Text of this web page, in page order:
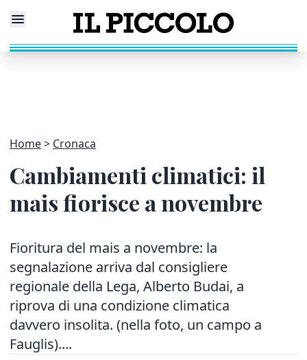
Home Cronaca
Cambiamenti climatici: il
mais fiorisce a novembre
Fioritura del mais a novembre: la
segnalazione arriva dal consigliere
regionale della Lega, Alberto Budai, a
riprova di una condizione climatica
davvero insolita. (nella foto, un campo a
Fauglis)....